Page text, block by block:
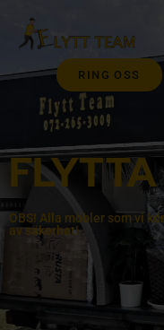
RING OSS
OBS! Alla möbler som vi
av säkerhet!